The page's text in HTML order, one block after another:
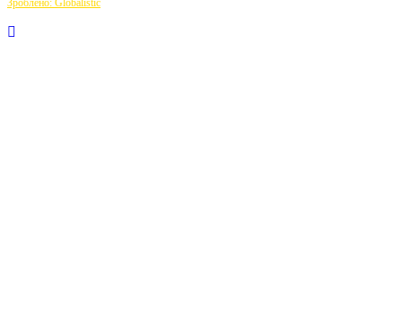
Зроблено: Globalistic